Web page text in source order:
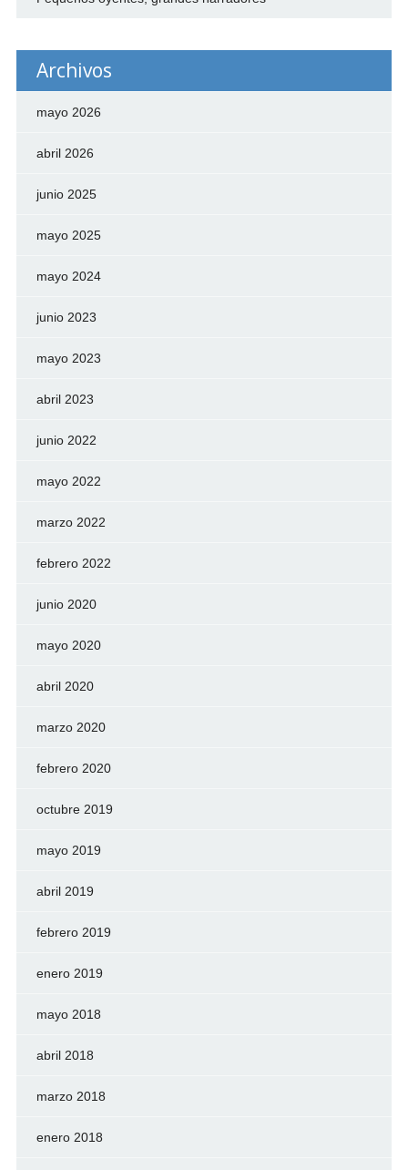
Archivos
mayo 2026
abril 2026
junio 2025
mayo 2025
mayo 2024
junio 2023
mayo 2023
abril 2023
junio 2022
mayo 2022
marzo 2022
febrero 2022
junio 2020
mayo 2020
abril 2020
marzo 2020
febrero 2020
octubre 2019
mayo 2019
abril 2019
febrero 2019
enero 2019
mayo 2018
abril 2018
marzo 2018
enero 2018